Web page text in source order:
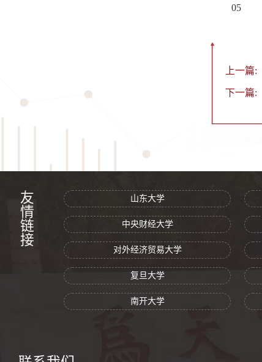
05
上一篇:
下一篇:
友情链接 山东大学
中央财经大学
对外经济贸易大学
复旦大学
南开大学